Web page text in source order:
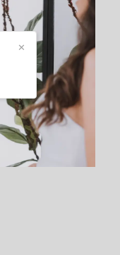
✕